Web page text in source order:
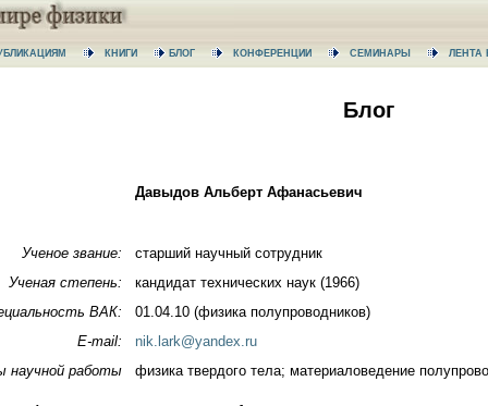
КНИГИ БЛОГ КОНФЕРЕНЦИИ СЕМИНАРЫ
Блог
Давыдов Альберт Афанасьевич
Ученое звание:
старший научный сотрудник
Ученая степень:
кандидат технических наук (1966)
ВАК:
01.04.10 (физика полупроводников)
E-mail:
nik.lark@yandex.ru
научной работы
физика твердого тела; материаловедение